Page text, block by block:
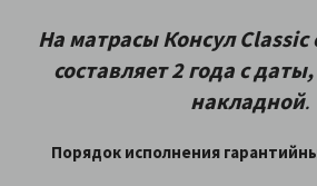
На матрасы Консул Classic
составляет 2 года с
накладной.
Порядок исполнения